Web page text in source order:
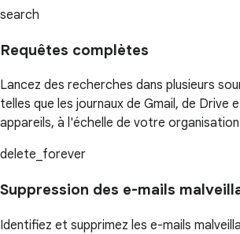
search
Requêtes complètes
Lancez des recherches dans plusieurs
telles que les journaux de Gmail, de Drive
appareils, à l'échelle de votre
delete_forever
Suppression des e-mails
Identifiez et supprimez les e-mails